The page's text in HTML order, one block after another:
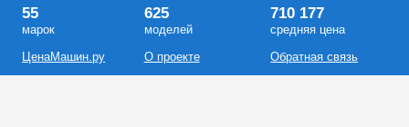
55
марок
ЦенаМашин.ру
625
моделей
О проекте
710 177
средняя цена
Обратная связь